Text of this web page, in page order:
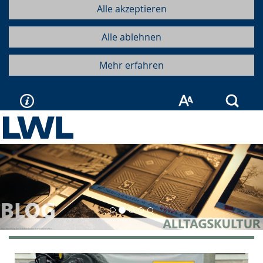
Alle akzeptieren
Alle ablehnen
Mehr erfahren
Vorherige